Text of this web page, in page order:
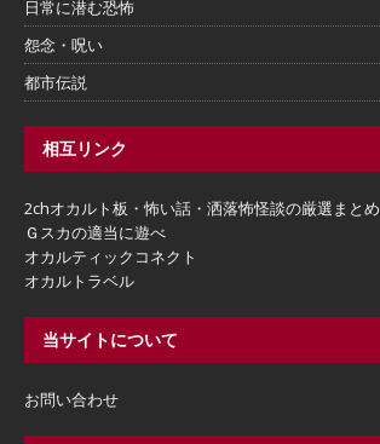
日常に潜む恐怖
怨念・呪い
都市伝説
相互リンク
2chオカルト板・怖い話・洒落怖怪談の厳選まとめ
Ｇスカの適当に遊べ
オカルティックコネクト
オカルトラベル
当サイトについて
お問い合わせ